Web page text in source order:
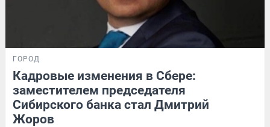
ГОРОД
Кадровые изменения в Сбере:
заместителем председателя
Сибирского банка стал Дмитрий
Жоров